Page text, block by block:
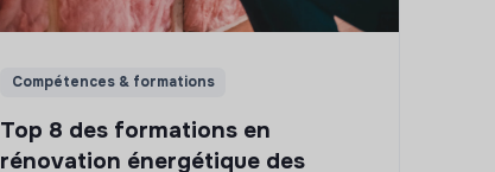
Compétences & formations
Top 8 des formations en
rénovation énergétique des